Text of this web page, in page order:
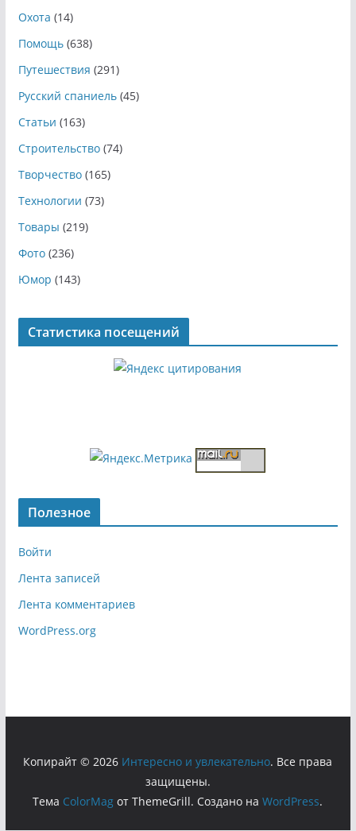
Охота (14)
Помощь(638)
Путешествия (291)
Русский спаниель(45)
Статьи (163)
Строительство(74)
Творчество(165)
Технологии (73)
Товары (219)
Фото(236)
Юмор (143)
Статистика посещений
Полезное
Войти
Лента записей
Лента комментариев
WordPress.org
Копирайт © 2026 Интересно и увлекательно. Все права
защищены.
Тема ColorMag от ThemeGrill. Создано наWordPress.